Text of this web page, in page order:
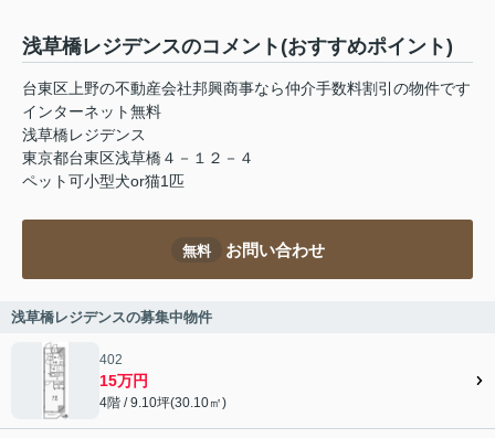
浅草橋レジデンスのコメント(おすすめポイント)
台東区上野の不動産会社邦興商事なら仲介手数料割引の物件です
インターネット無料
浅草橋レジデンス
東京都台東区浅草橋４－１２－４
ペット可小型犬or猫1匹
無料 お問い合わせ
浅草橋レジデンスの募集中物件
402
15万円
4階 / 9.10坪(30.10㎡)